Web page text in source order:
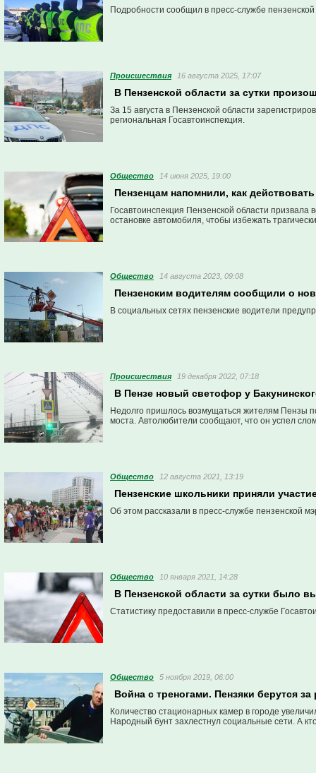
Подробности сообщил в пресс-службе пензенской
Проиcшествия 16 августа 2025, 17:07
В Пензенской области за сутки
За 15 августа в Пензенской области
региональная Госавтоинспекция.
Общество 14 июня 2025, 19:00
Пензенцам напомнили, как
Госавтоинспекция Пензенской области
остановке автомобиля, чтобы избежать
Общество 14 августа 2023, 09:08
Пензенским водителям сообщили о
В социальных сетях пензенские водители
Проиcшествия 19 декабря 2022, 07:18
В Пензе новый светофор у
Недолго пришлось возмущаться жителям Пензы
моста. Автолюбители сообщают, что он успел
Общество 12 августа 2021, 13:19
Пензенские школьники приняли
Об этом рассказали в пресс-службе пензенской
Общество 10 января 2021, 14:28
В Пензенской области за сутки было
Статистику предоставили в пресс-службе
Общество 5 ноября 2019, 06:00
Война с треногами. Пензяки берутся за
Количество стационарных камер в городе
Народный бунт захлестнул социальные сети. А